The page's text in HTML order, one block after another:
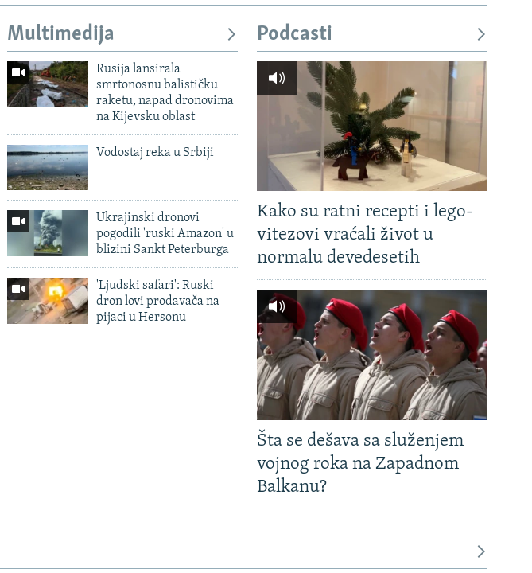
Multimedija
Rusija lansirala
smrtonosnu balističku
raketu, napad dronovima
na Kijevsku oblast
Vodostaj reka u Srbiji
Ukrajinski dronovi
pogodili 'ruski Amazon' u
blizini Sankt Peterburga
'Ljudski safari': Ruski
dron lovi prodavača na
pijaci u Hersonu
Podcasti
Kako su ratni recepti i lego-
vitezovi vraćali život u
normalu devedesetih
Šta se dešava sa služenjem
vojnog roka na Zapadnom
Balkanu?